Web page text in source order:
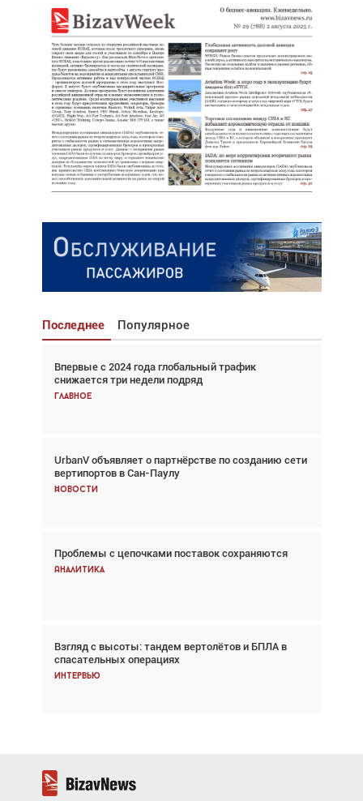
Последнее Популярное
Впервые с 2024 года глобальный трафик
снижается три недели подряд
Главное
UrbanV объявляет о партнёрстве по созданию сети
вертипортов в Сан-Паулу
Новости
Проблемы с цепочками поставок сохраняются
Аналитика
Взгляд с высоты: тандем вертолётов и БПЛА в
спасательных операциях
Интервью
Взгляд с высоты: тандем вертолётов и БПЛА в
спасательных операциях
Главное
Авиационный фотограф Дэйв Кох: «Фотография
говорит сама за себя... а ИИ всё портит»
Новости
Впервые с 2024 года глобальный трафик
снижается три недели подряд
Частный самолёт – это актив. Подходите к
покупке соответствующим образом
Интервью